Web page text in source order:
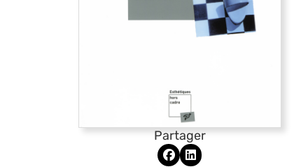
Partager